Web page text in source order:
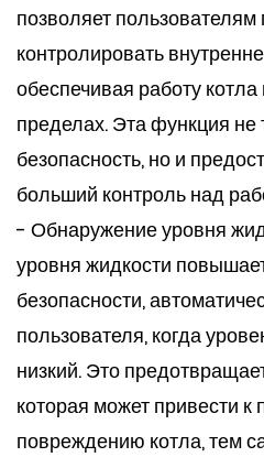
позволяет пользователям
контролировать
обеспечивая работу
пределах. Эта функция
безопасность, но и
больший контроль над
- Обнаружение уровня
уровня жидкости
безопасности,
пользователя, когда
низкий. Это
которая может привести к
повреждению котла, тем